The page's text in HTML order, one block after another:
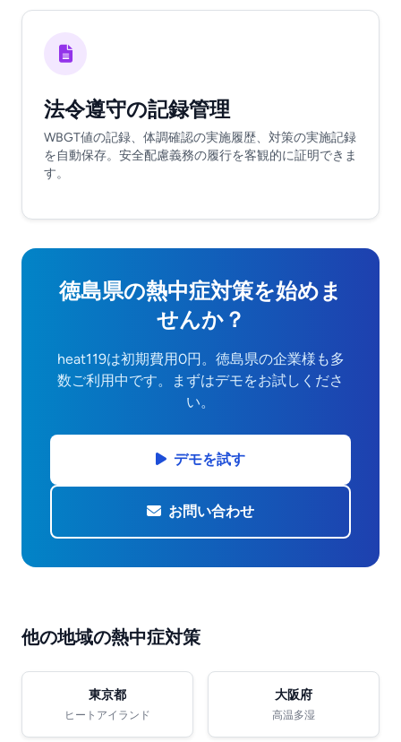
法令遵守の記録管理
WBGT値の記録、体調確認の実施履歴、対策の実施記録
を自動保存。安全配慮義務の履行を客観的に証明できま
す。
徳島県の熱中症対策を始めま
せんか？
heat119は初期費用0円。徳島県の企業様も多
数ご利用中です。まずはデモをお試しくださ
い。
デモを試す
お問い合わせ
他の地域の熱中症対策
東京都
ヒートアイランド
大阪府
高温多湿